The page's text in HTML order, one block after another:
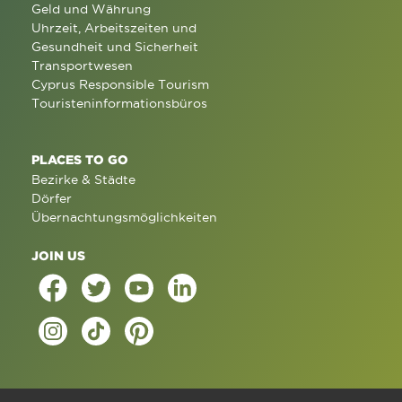
Geld und Währung
Uhrzeit, Arbeitszeiten und
Gesundheit und Sicherheit
Transportwesen
Cyprus Responsible Tourism
Touristeninformationsbüros
PLACES TO GO
Bezirke & Städte
Dörfer
Übernachtungsmöglichkeiten
JOIN US